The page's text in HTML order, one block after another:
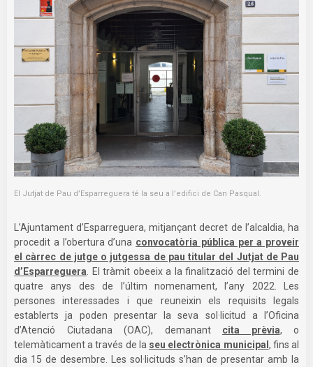
El Jutjat de Pau d’Esparreguera té la seu a l’edifici de Can Pasqual.
L’Ajuntament d’Esparreguera, mitjançant decret de l’alcaldia, ha
procedit a l’obertura d’una convocatòria pública per a proveir
el càrrec de jutge o jutgessa de pau titular del Jutjat de Pau
d’Esparreguera . El tràmit obeeix a la finalització del termini de
quatre anys des de l’últim nomenament, l’any 2022. Les
persones interessades i que reuneixin els requisits legals
establerts ja poden presentar la seva sol·licitud a l’Oficina
d’Atenció Ciutadana (OAC), demanant cita prèvia, o
telemàticament a través de la seu electrònica municipal , fins al
dia 15 de desembre. Les sol·licituds s’han de presentar amb la